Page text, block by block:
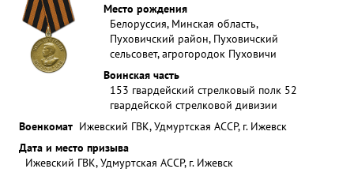
Место рождения
Белоруссия, Минская область,
Пуховичский район, Пуховичский
сельсовет, агрогородок Пуховичи
Воинская часть
153 гвардейский стрелковый полк 52
гвардейской стрелковой дивизии
Военкомат Ижевский ГВК, Удмуртская АССР, г. Ижевск
Дата и место призыва
Ижевский ГВК, Удмуртская АССР, г. Ижевск